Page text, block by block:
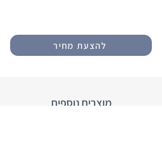
להצעת מחיר
מוצרים נוספים